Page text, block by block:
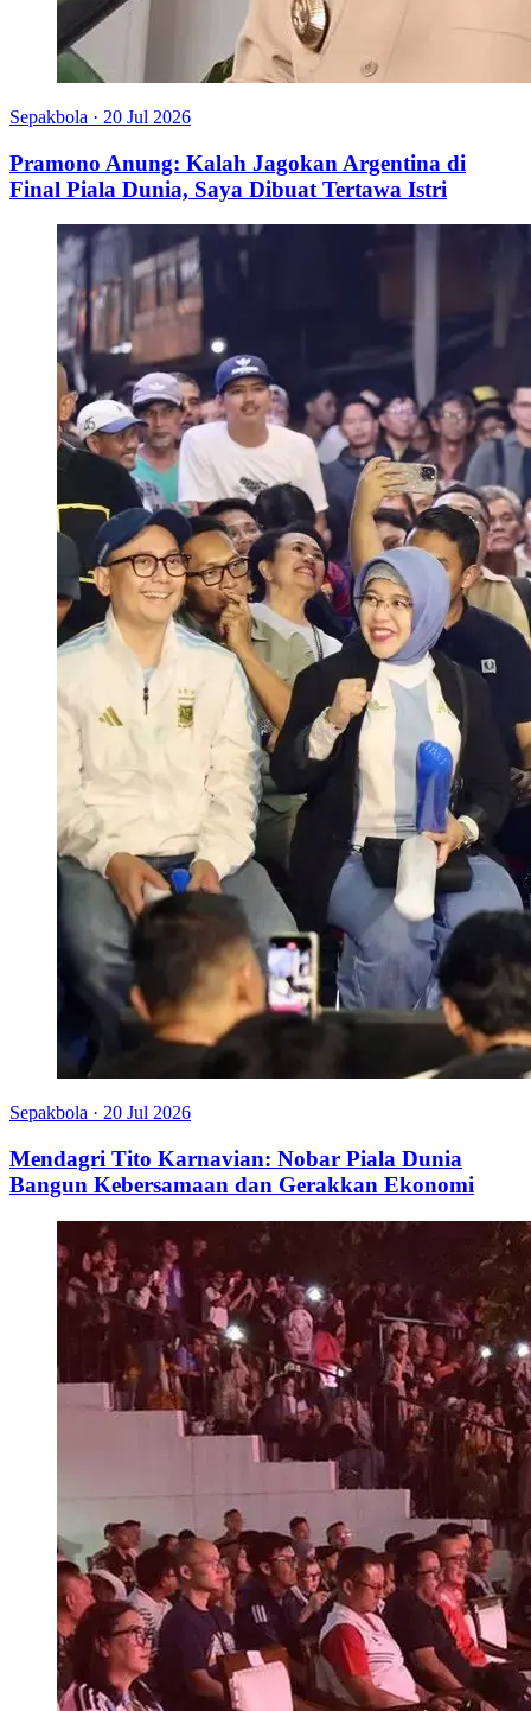
Sepakbola · 20 Jul 2026
Pramono Anung: Kalah Jagokan Argentina di
Final Piala Dunia, Saya Dibuat Tertawa Istri
Sepakbola · 20 Jul 2026
Mendagri Tito Karnavian: Nobar Piala Dunia
Bangun Kebersamaan dan Gerakkan Ekonomi